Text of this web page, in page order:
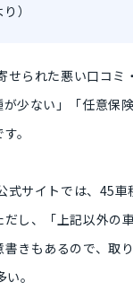
り）
せられた悪い口コミ
が少ない」「任意保
。
式サイトでは、45車
し、「上記以外の
きもあるので、取
い。